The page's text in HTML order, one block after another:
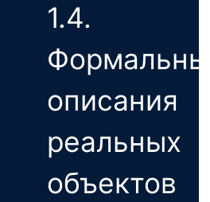
1.4.
Формальные
описания
реальных
объектов